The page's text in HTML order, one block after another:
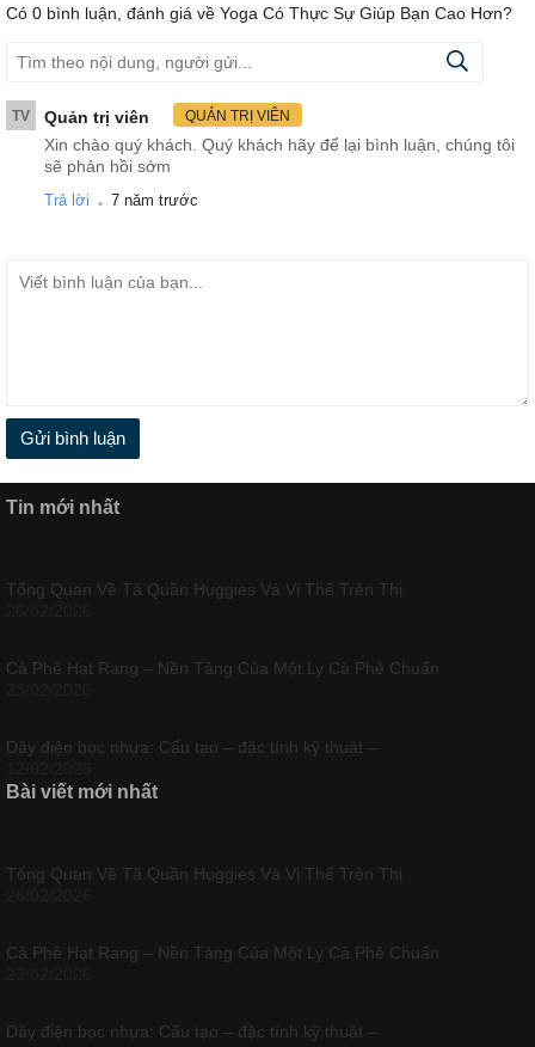
Có 0 bình luận, đánh giá về Yoga Có Thực Sự Giúp Bạn Cao Hơn?
TV Quản trị viên QUẢN TRỊ VIÊN
Xin chào quý khách. Quý khách hãy để lại bình luận, chúng tôi
sẽ phản hồi sớm
Trả lời . 7 năm trước
Gửi bình luận
Tin mới nhất
Tổng Quan Về Tã Quần Huggies Và Vị Thế Trên Thị
Cà Phê Hạt Rang – Nền Tảng Của Một Ly Cà Phê Chuẩn
Dây điện bọc nhựa: Cấu tạo – đặc tính kỹ thuật –
Bài viết mới nhất
Tổng Quan Về Tã Quần Huggies Và Vị Thế Trên Thị
Cà Phê Hạt Rang – Nền Tảng Của Một Ly Cà Phê Chuẩn
Dây điện bọc nhựa: Cấu tạo – đặc tính kỹ thuật –